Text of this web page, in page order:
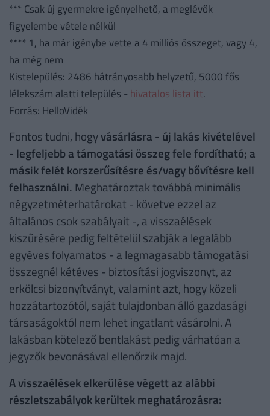
*** Csak új gyermekre igényelhető, a meglévők
figyelembe vétele nélkül
**** 1, ha már igénybe vette a 4 milliós összeget, vagy 4,
ha még nem
Kistelepülés: 2486 hátrányosabb helyzetű, 5000 fős
lélekszám alatti település - hivatalos lista itt.
Forrás: HelloVidék
Fontos tudni, hogyvásárlásra - új lakás kivételével
- legfeljebb a támogatási összeg fele fordítható; a
másik felét korszerűsítésre és/vagy bővítésre kell
felhasználni. Meghatároztak továbbá minimális
négyzetméterhatárokat - követve ezzel az
általános csok szabályait -, a visszaélések
kiszűrésére pedig feltételül szabják a legalább
egyéves folyamatos - a legmagasabb támogatási
összegnél kétéves - biztosítási jogviszonyt, az
erkölcsi bizonyítványt, valamint azt, hogy közeli
hozzátartozótól, saját tulajdonban álló gazdasági
társaságoktól nem lehet ingatlant vásárolni. A
lakásban kötelező bentlakást pedig várhatóan a
jegyzők bevonásával ellenőrzik majd.
A visszaélések elkerülése végett az alábbi
részletszabályok kerültek meghatározásra: